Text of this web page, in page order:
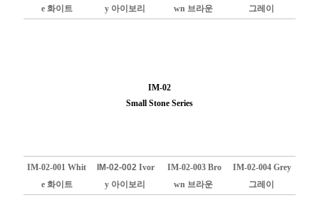
e 화이트
y 아이보리
wn 브라운
그레이
IM-02
Small Stone Series​
IM-02-001 Whit
e 화이트
IM-02-002 Ivor
y 아이보리
IM-02-003 Bro
wn 브라운
IM-02-004 Grey
그레이